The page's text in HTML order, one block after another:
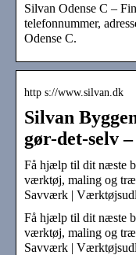
Silvan Odense C –
telefonnummer,
Odense C.
http s://www.silvan.dk
Silvan
gør-det-selv
Få hjælp til dit næste
værktøj, maling og
Savværk |
Få hjælp til dit næste
værktøj, maling og
Savværk |